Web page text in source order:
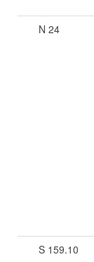
N 24
S 159.10